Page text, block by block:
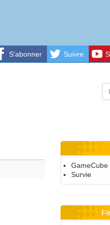
S'abonner Suivre
GameCube
Survie